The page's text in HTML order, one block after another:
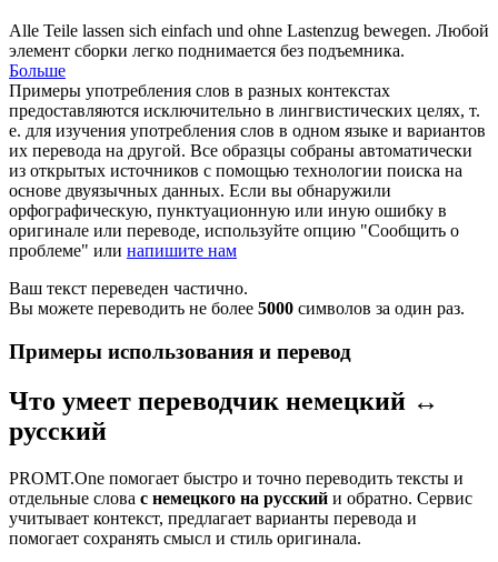
Alle Teile lassen sich einfach und ohne Lastenzug bewegen. Любой
элемент сборки легко поднимается без подъемника.
Больше
Примеры употребления слов в разных контекстах
предоставляются исключительно в лингвистических целях, т.
е. для изучения употребления слов в одном языке и вариантов
их перевода на другой. Все образцы собраны автоматически
из открытых источников с помощью технологии поиска на
основе двуязычных данных. Если вы обнаружили
орфографическую, пунктуационную или иную ошибку в
оригинале или переводе, используйте опцию "Сообщить о
проблеме" или напишите нам
Ваш текст переведен частично.
Вы можете переводить не более 5000 символов за один раз.
Примеры использования и перевод
Что умеет переводчик немецкий ↔
русский
PROMT.One помогает быстро и точно переводить тексты и
отдельные слова с немецкого на русский и обратно. Сервис
учитывает контекст, предлагает варианты перевода и
помогает сохранять смысл и стиль оригинала.